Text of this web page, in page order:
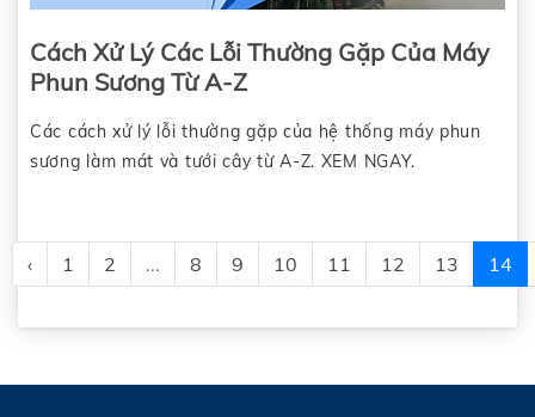
Cách Xử Lý Các Lỗi Thường Gặp Của Máy
Phun Sương Từ A-Z
Các cách xử lý lỗi thường gặp của hệ thống máy phun
sương làm mát và tưới cây từ A-Z. XEM NGAY.
‹ 1 2 ... 8 9 10 11 12 13 14